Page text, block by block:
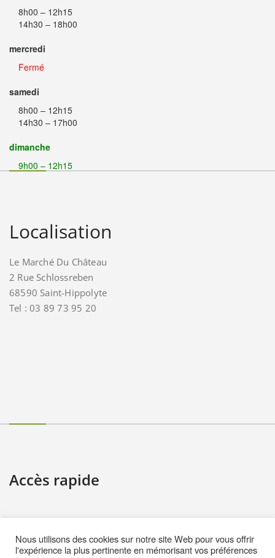
8h00 – 12h15
14h30 – 18h00
mercredi
Fermé
samedi
8h00 – 12h15
14h30 – 17h00
dimanche
9h00 – 12h15
Localisation
Le Marché Du Château
2 Rue Schlossreben
68590 Saint-Hippolyte
Tel : 03 89 73 95 20
Accès rapide
Informations pratiques
Nous utilisons des cookies sur notre site Web pour vous offrir
l'expérience la plus pertinente en mémorisant vos préférences